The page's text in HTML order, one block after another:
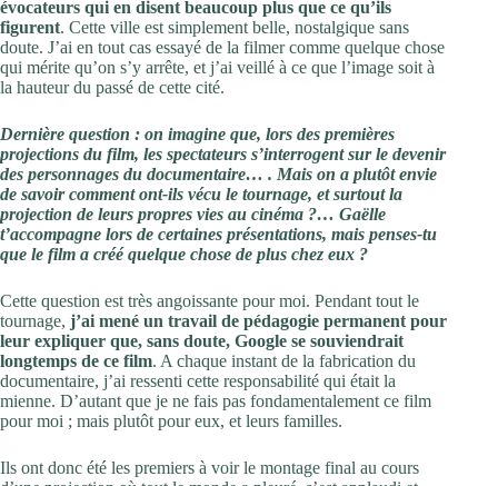
évocateurs qui en disent beaucoup plus que ce qu’ils
figurent. Cette ville est simplement belle, nostalgique sans
doute. J’ai en tout cas essayé de la filmer comme quelque chose
qui mérite qu’on s’y arrête, et j’ai veillé à ce que l’image soit à
la hauteur du passé de cette cité.
Dernière question : on imagine que, lors des premières
projections du film, les spectateurs s’interrogent sur le devenir
des personnages du documentaire… . Mais on a plutôt envie
de savoir comment ont-ils vécu le tournage, et surtout la
projection de leurs propres vies au cinéma ?… Gaëlle
t’accompagne lors de certaines présentations, mais penses-tu
que le film a créé quelque chose de plus chez eux ?
Cette question est très angoissante pour moi. Pendant tout le
tournage, j’ai mené un travail de pédagogie permanent pour
leur expliquer que, sans doute, Google se souviendrait
longtemps de ce film. A chaque instant de la fabrication du
documentaire, j’ai ressenti cette responsabilité qui était la
mienne. D’autant que je ne fais pas fondamentalement ce film
pour moi ; mais plutôt pour eux, et leurs familles.
Ils ont donc été les premiers à voir le montage final au cours